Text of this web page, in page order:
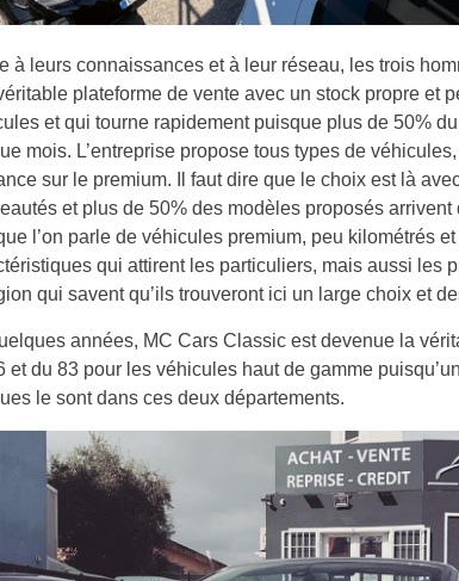
à leurs connaissances et à leur réseau, les trois
plateforme de vente avec un stock propre et
et qui tourne rapidement puisque plus de 50%
mois. L’entreprise propose tous types de
sur le premium. Il faut dire que le choix est là
et plus de 50% des modèles proposés arrivent
l’on parle de véhicules premium, peu kilométrés
qui attirent les particuliers, mais aussi les
qui savent qu’ils trouveront ici un large choix et
années, MC Cars Classic est devenue la
et du 83 pour les véhicules haut de gamme
le sont dans ces deux départements.